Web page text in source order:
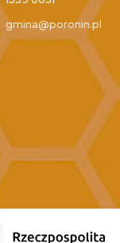
gmina@poronin.pl